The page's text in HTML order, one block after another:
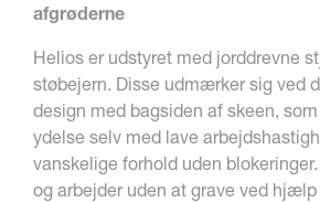
afgrøderne
Helios er udstyret med jorddrevne
støbejern. Disse udmærker sig ved
design med bagsiden af skeen,
ydelse selv med lave
vanskelige forhold uden
og arbejder uden at grave ved